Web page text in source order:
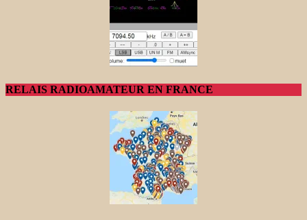
RELAIS RADIOAMATEUR EN FRANCE